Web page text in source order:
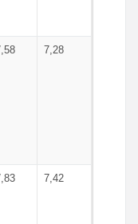
7,28
7,42